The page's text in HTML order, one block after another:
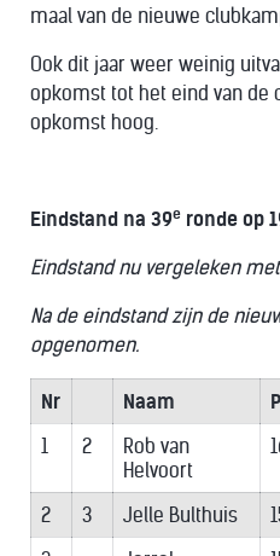
maal van de nieuwe
Ook dit jaar weer weinig
opkomst tot het eind van de
opkomst hoog.
Eindstand na 39e ronde op
Eindstand nu vergeleken
Na de eindstand zijn de
opgenomen.
Nr Naam
1
2
Rob van
Helvoort
2 3 Jelle Bulthuis